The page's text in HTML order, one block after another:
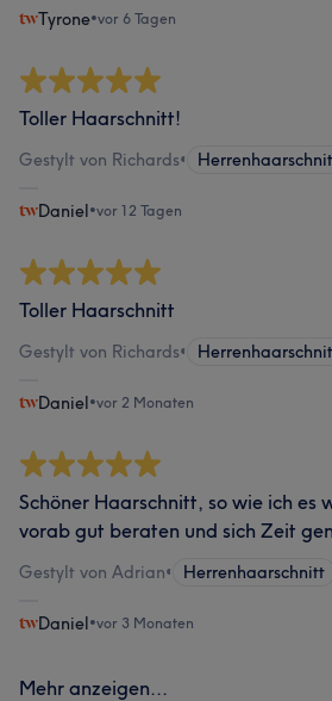
Tyrone•vor 6 Tagen
Toller Haarschnitt!
Gestylt von Richards•
Daniel•vor 12 Tagen
Toller Haarschnitt
Gestylt von Richards•
Daniel•vor 2 Monaten
Schöner Haarschnitt, so wie ich es
vorab gut beraten und sich Zeit
Gestylt von Adrian• Herrenhaarschnitt
Daniel•vor 3 Monaten
Mehr anzeigen...